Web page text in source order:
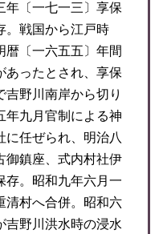
年〔一七一三〕享保
。戦国から江戸時
暦〔一六五五〕年間
あったとされ、享保
野川南岸から切り
年九月官制による神
に任ぜられ、明治八
御鎮座、式内村社伊
存。昭和九年六月一
清村へ合併。昭和六
吉野川洪水時の浸水